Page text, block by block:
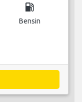
local_gas_station
Bensin